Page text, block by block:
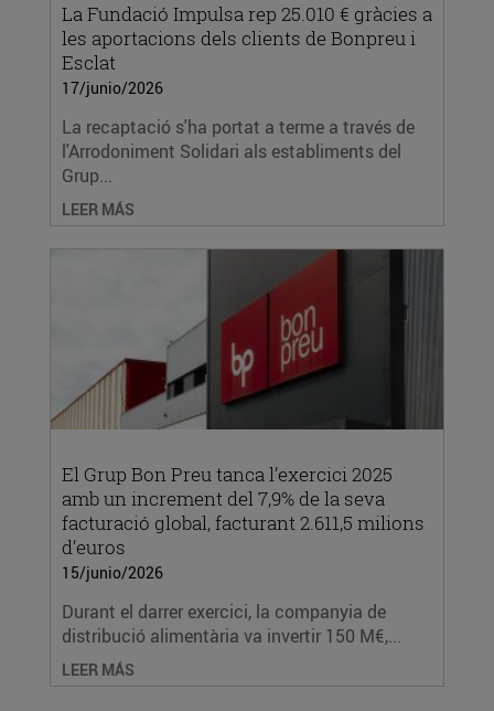
La Fundació Impulsa rep 25.010 € gràcies a
les aportacions dels clients de Bonpreu i
Esclat
17/junio/2026
La recaptació s'ha portat a terme a través de
l'Arrodoniment Solidari als establiments del
Grup...
LEER MÁS
El Grup Bon Preu tanca l’exercici 2025
amb un increment del 7,9% de la seva
facturació global, facturant 2.611,5 milions
d’euros
15/junio/2026
Durant el darrer exercici, la companyia de
distribució alimentària va invertir 150 M€,...
LEER MÁS